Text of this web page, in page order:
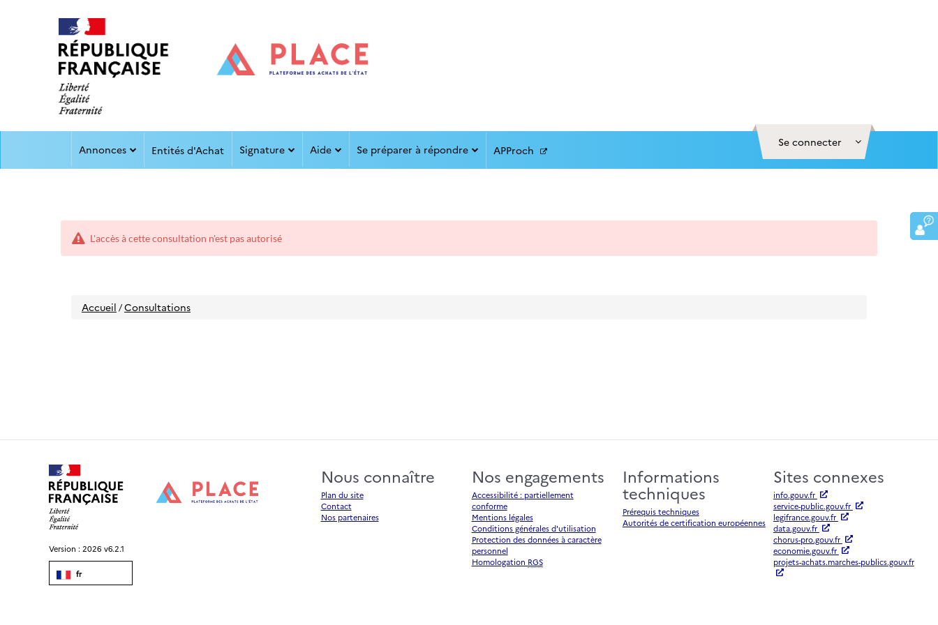
Se connecter
Annonces Entités d'Achat Signature Aide Se préparer à répondre APProch
L'accès à cette consultation n'est pas autorisé
Accueil /Consultations
Version : 2026 v6.2.1
fr
Nous connaître
Plan du site
Contact
Nos partenaires
Nos engagements
Accessibilité : partiellement
conforme
Mentions légales
Conditions générales d'utilisation
Protection des données à caractère
personnel
Homologation RGS
Informations
techniques
Prérequis techniques
Autorités de certification européennes
Sites connexes
info.gouv.fr
service-public.gouv.fr
legifrance.gouv.fr
data.gouv.fr
chorus-pro.gouv.fr
economie.gouv.fr
projets-achats.marches-publics.gouv.fr